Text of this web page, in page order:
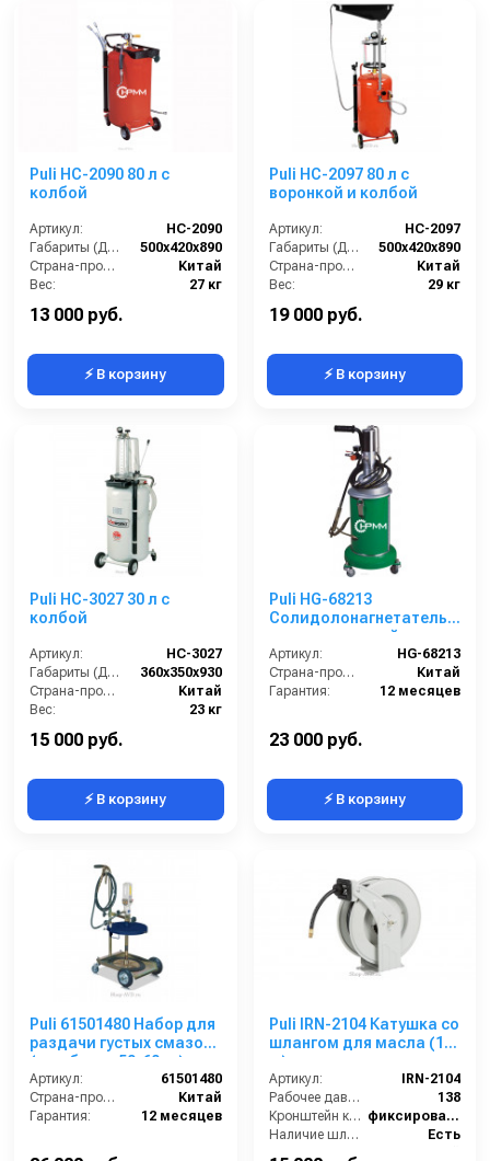
Puli HC-2090 80 л с
колбой
Артикул:
HC-2090
Габариты (ДхШхВ):
500х420х890
Страна-производитель:
Китай
Вес:
27 кг
13 000 руб.
⚡ В корзину
Puli HC-2097 80 л с
воронкой и колбой
Артикул:
HC-2097
Габариты (ДхШхВ):
500х420х890
Страна-производитель:
Китай
Вес:
29 кг
19 000 руб.
⚡ В корзину
Puli HC-3027 30 л с
колбой
Артикул:
НС-3027
Габариты (ДхШхВ):
360х350х930
Страна-производитель:
Китай
Вес:
23 кг
15 000 руб.
⚡ В корзину
Puli HG-68213
Солидолонагнетатель
пневматический на
колёсах (13 кг)
Артикул:
HG-68213
Страна-производитель:
Китай
Гарантия:
12 месяцев
23 000 руб.
⚡ В корзину
Puli 61501480 Набор для
раздачи густых смазок
(для бочек 50-60 кг)
Артикул:
61501480
Страна-производитель:
Китай
Гарантия:
12 месяцев
Puli IRN-2104 Катушка со
шлангом для масла (10
м)
Артикул:
IRN-2104
Рабочее давление (бар):
138
Кронштейн катушки:
фиксированный
Наличие шланга:
Есть